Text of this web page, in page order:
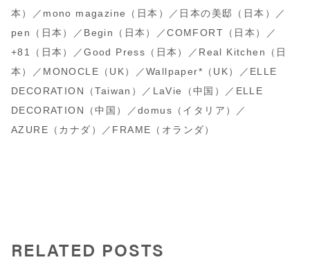
本）／mono magazine（日本）／日本の美邸（日本）／
pen（日本）／Begin（日本）／COMFORT（日本）／
+81（日本）／Good Press（日本）／Real Kitchen（日
本）／MONOCLE（UK）／Wallpaper*（UK）／ELLE
DECORATION（Taiwan）／LaVie（中国）／ELLE
DECORATION（中国）／domus（イタリア）／
AZURE（カナダ）／FRAME（オランダ）
RELATED POSTS